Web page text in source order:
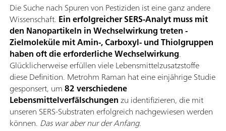
Die Suche nach Spuren von Pestiziden ist eine ganz andere
Wissenschaft. Ein erfolgreicher SERS-Analyt muss mit
den Nanopartikeln in Wechselwirkung treten -
Zielmoleküle mit Amin-, Carboxyl- und Thiolgruppen
haben oft die erforderliche Wechselwirkung.
Glücklicherweise erfüllen viele Lebensmittelzusatzstoffe
diese Definition. Metrohm Raman hat eine einjährige Studie
gesponsert, um82 verschiedene
Lebensmittelverfälschungenzu identifizieren, die mit
unseren SERS-Substraten erfolgreich nachgewiesen werden
können. Das war aber nur der Anfang.